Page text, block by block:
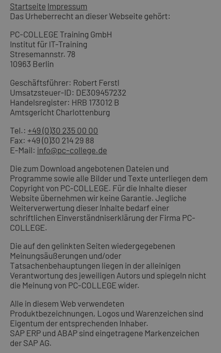
Startseite Impressum
Das Urheberrecht an dieser Webseite gehört:
PC-COLLEGE Training GmbH
Institut für IT-Training
Stresemannstr. 78
10963 Berlin
Geschäftsführer: Robert Ferstl
Umsatzsteuer-ID: DE309457232
Handelsregister: HRB 173012 B
Amtsgericht Charlottenburg
Tel.: +49 (0)30 235 00 00
Fax: +49 (0)30 214 29 88
E-Mail: info@pc-college.de
Die zum Download angebotenen Dateien und
Programme sowie alle Bilder und Texte unterliegen dem
Copyright von PC-COLLEGE. Für die Inhalte dieser
Website übernehmen wir keine Garantie. Jegliche
Weiterverwertung dieser Inhalte bedarf einer
schriftlichen Einverständniserklärung der Firma PC-
COLLEGE.
Die auf den gelinkten Seiten wiedergegebenen
Meinungsäußerungen und/oder
Tatsachenbehauptungen liegen in der alleinigen
Verantwortung des jeweiligen Autors und spiegeln nicht
die Meinung von PC-COLLEGE wider.
Alle in diesem Web verwendeten
Produktbezeichnungen, Logos und Warenzeichen sind
Eigentum der entsprechenden Inhaber.
SAP ERP und ABAP sind eingetragene Markenzeichen
der SAP AG.